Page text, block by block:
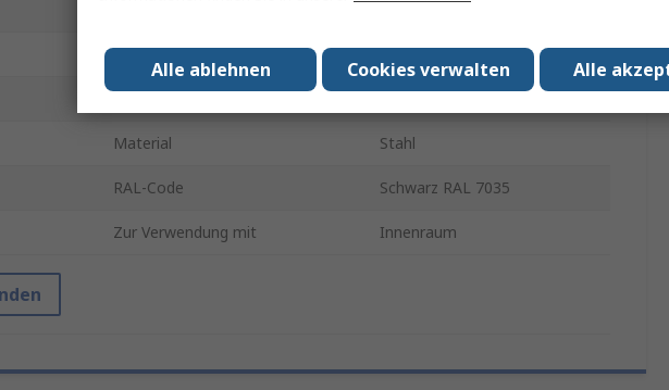
Breite 600mm
Material Stahl
RAL-Code Schwarz RAL 7035
Zur Verwendung mit Innenraum
Alle
Cookies verwalten
Alle ablehnen